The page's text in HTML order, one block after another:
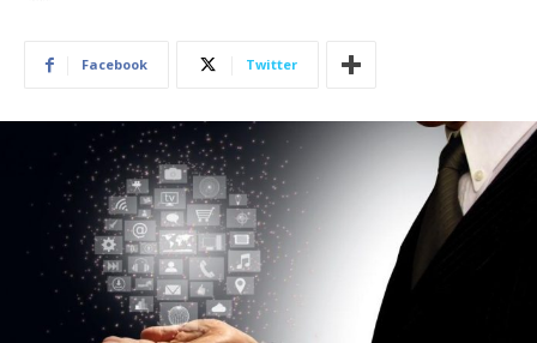
Facebook Twitter